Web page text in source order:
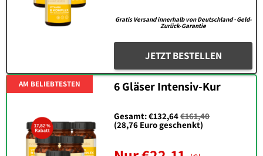
Gratis Versand innerhalb von Deutschland · Geld-
Zurück-Garantie
JETZT BESTELLEN
AM BELIEBTESTEN 6 Gläser Intensiv-Kur
Gesamt: €132,64€161,40
(28,76 Euro geschenkt)